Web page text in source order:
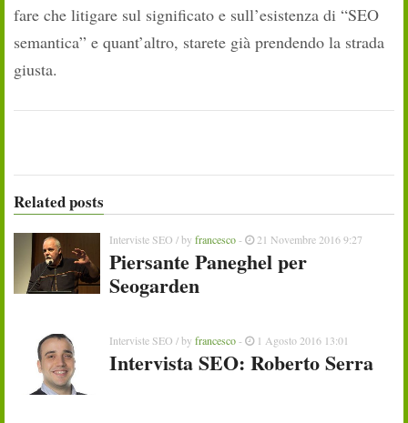
fare che litigare sul significato e sull’esistenza di “SEO
semantica” e quant’altro, starete già prendendo la strada
giusta.
Related posts
Interviste SEO / by francesco- 21 Novembre 2016 9:27
Piersante Paneghel per
Seogarden
Interviste SEO / by francesco- 1 Agosto 2016 13:01
Intervista SEO: Roberto Serra